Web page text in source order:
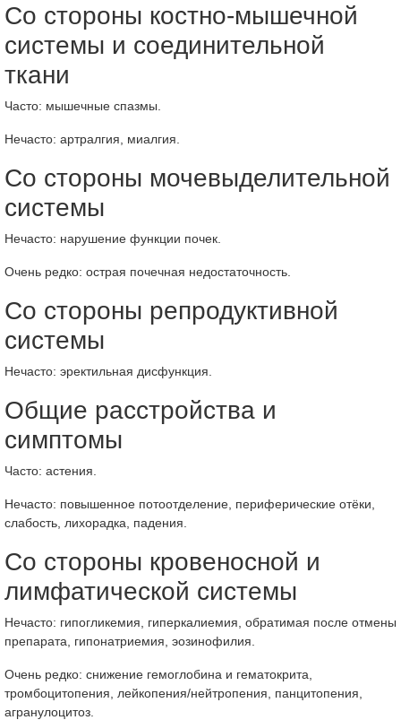
Со стороны костно-мышечной
системы и соединительной
ткани
Часто: мышечные спазмы.
Нечасто: артралгия, миалгия.
Со стороны мочевыделительной
системы
Нечасто: нарушение функции почек.
Очень редко: острая почечная недостаточность.
Со стороны репродуктивной
системы
Нечасто: эректильная дисфункция.
Общие расстройства и
симптомы
Часто: астения.
Нечасто: повышенное потоотделение, периферические отёки,
слабость, лихорадка, падения.
Со стороны кровеносной и
лимфатической системы
Нечасто: гипогликемия, гиперкалиемия, обратимая после отмены
препарата, гипонатриемия, эозинофилия.
Очень редко: снижение гемоглобина и гематокрита,
тромбоцитопения, лейкопения/нейтропения, панцитопения,
агранулоцитоз.